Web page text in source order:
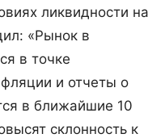
ликвидности на
«Рынок в
в точке
и отчеты о
в ближайшие 10
склонность к